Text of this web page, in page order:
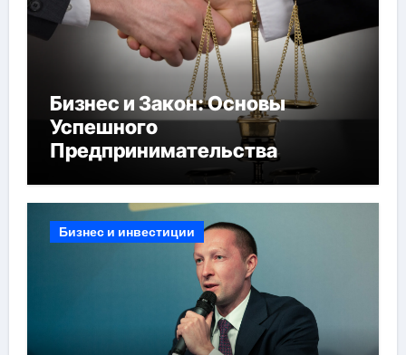
Бизнес и Закон: Основы
Успешного
Предпринимательства
Бизнес и инвестиции